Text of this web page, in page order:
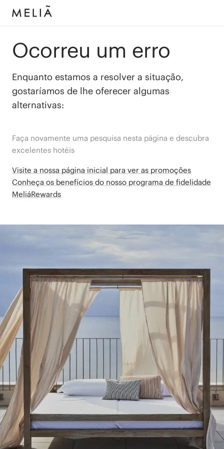
Ocorreu um erro
Enquanto estamos a resolver a situação,
gostaríamos de lhe oferecer algumas
alternativas:
Faça novamente uma pesquisa nesta página e descubra
excelentes hotéis
Visite a nossa página inicial para ver as promoções
Conheça os benefícios do nosso programa de fidelidade
MeliáRewards